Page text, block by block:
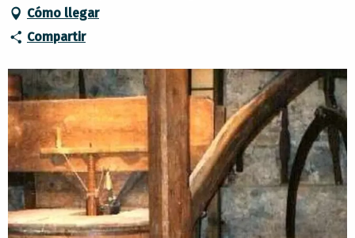
Cómo llegar
Compartir